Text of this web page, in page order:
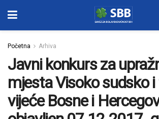
Početna Arhiva
Javni konkurs za
mjesta Visoko sudsko
vijeće Bosne i